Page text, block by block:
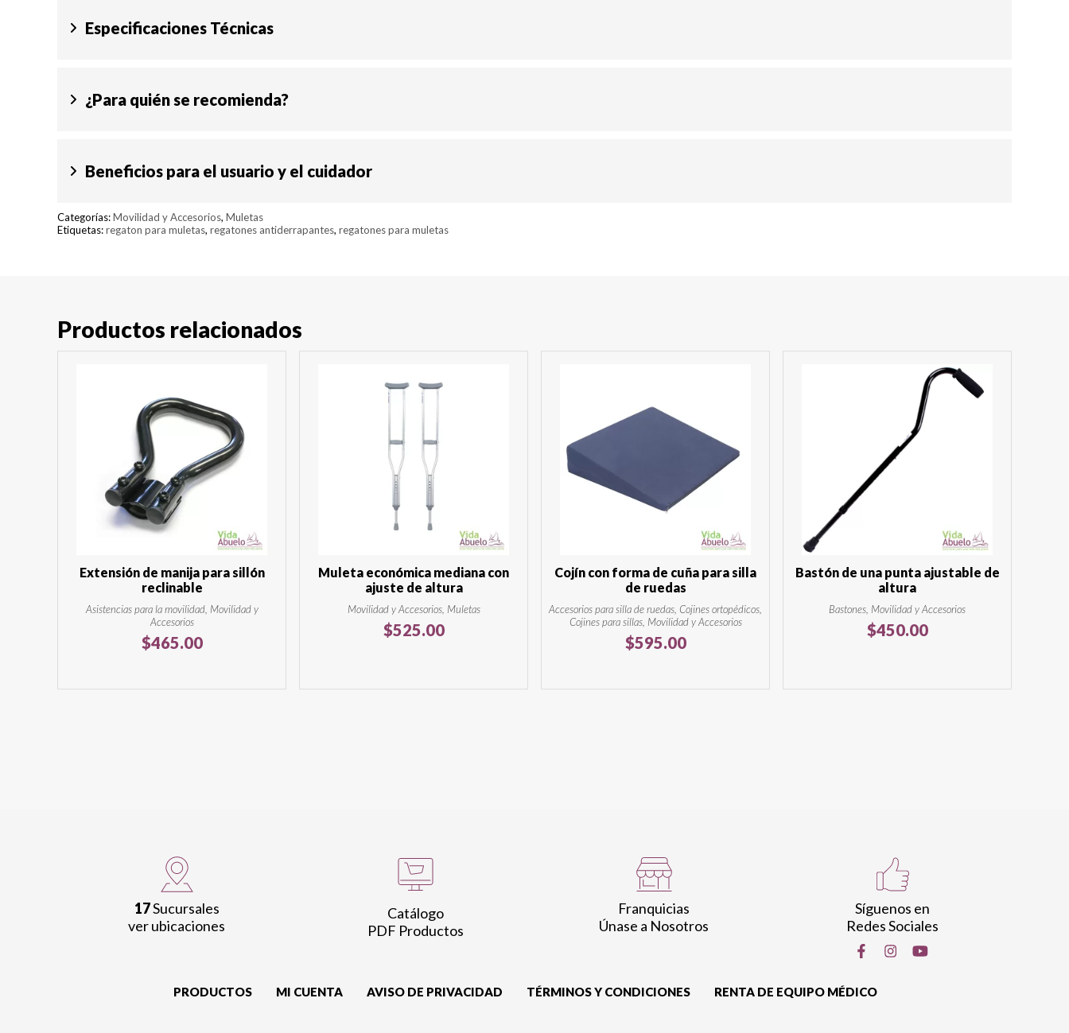
Especificaciones Técnicas
¿Para quién se recomienda?
Beneficios para el usuario y el cuidador
Categorías:Movilidad y Accesorios, Muletas
Etiquetas:regaton para muletas, regatones antiderrapantes, regatones para muletas
Productos relacionados
Extensión de manija para sillón
reclinable
Asistencias para la movilidad, Movilidad y
Accesorios
$465.00
Muleta económica mediana con
ajuste de altura
Movilidad y Accesorios, Muletas
$525.00
Cojín con forma de cuña para silla
de ruedas
Accesorios para silla de ruedas, Cojines ortopédicos,
Cojines para sillas, Movilidad y Accesorios
$595.00
Bastón de una punta ajustable de
altura
Bastones, Movilidad y Accesorios
$450.00
17Sucursales
ver ubicaciones
Catálogo
PDF Productos
Franquicias
Únase a Nosotros
Síguenos en
Redes Sociales
PRODUCTOS MI CUENTA AVISO DE PRIVACIDAD TÉRMINOS Y CONDICIONES RENTA DE EQUIPO MÉDICO